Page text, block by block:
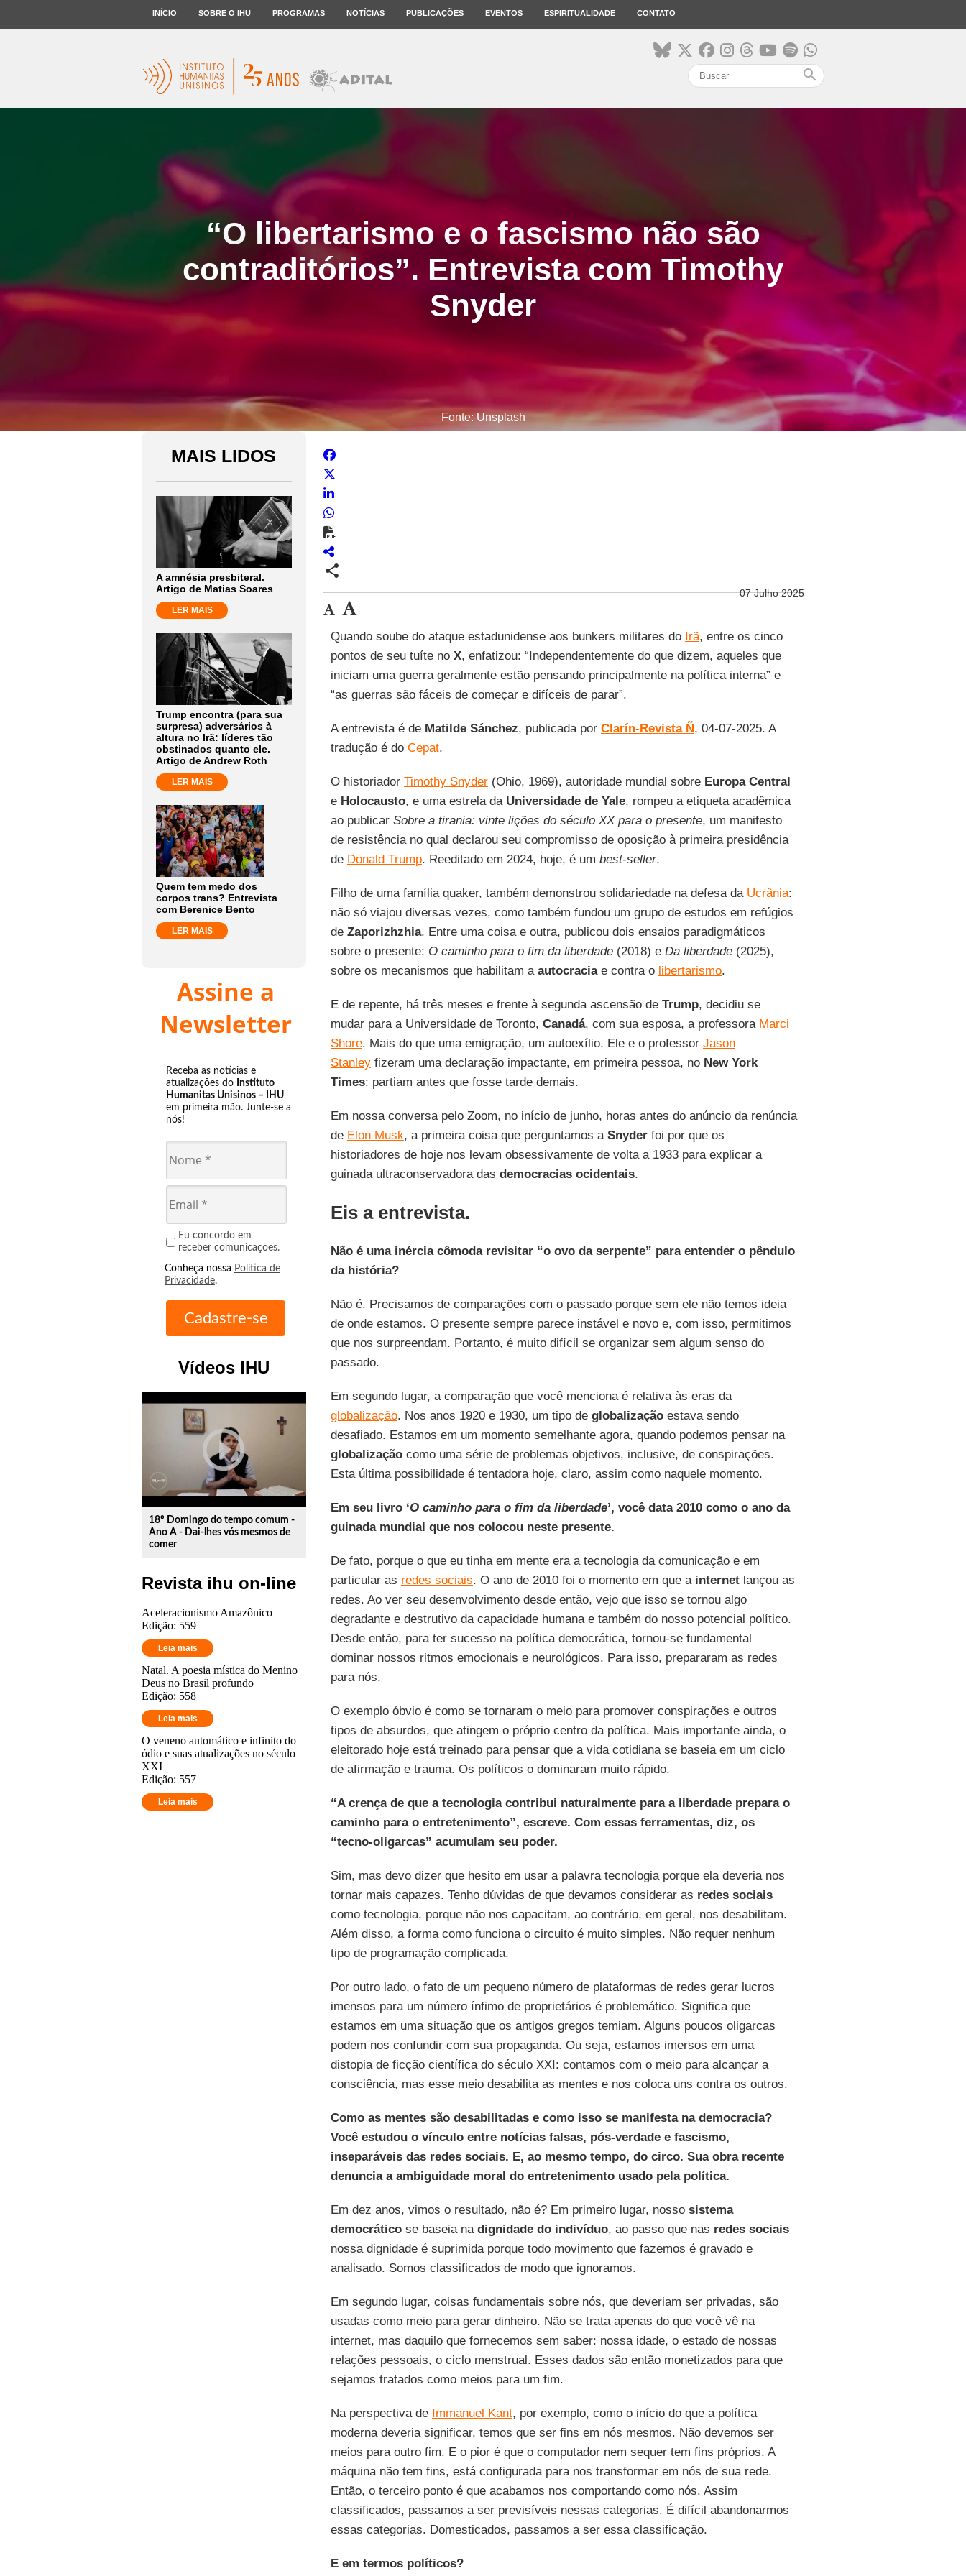
INÍCIO SOBRE O IHU PROGRAMAS NOTÍCIAS PUBLICAÇÕES EVENTOS ESPIRITUALIDADE CONTATO
search
“O libertarismo e o fascismo não são
contraditórios”. Entrevista com Timothy
Snyder
Fonte: Unsplash
MAIS LIDOS
A amnésia presbiteral.
Artigo de Matias Soares
LER MAIS
Trump encontra (para sua
surpresa) adversários à
altura no Irã: líderes tão
obstinados quanto ele.
Artigo de Andrew Roth
LER MAIS
Quem tem medo dos
corpos trans? Entrevista
com Berenice Bento
LER MAIS
Assine a
Newsletter
Receba as notícias e
atualizações do Instituto
Humanitas Unisinos – IHU
em primeira mão. Junte-se a
nós!
Eu concordo em
receber comunicações.
Conheça nossa Política de
Privacidade.
Vídeos IHU
play_circle_outline
18º Domingo do tempo comum -
Ano A - Dai-lhes vós mesmos de
comer
Revista ihu on-line
Aceleracionismo Amazônico
Edição: 559
Leia mais
Natal. A poesia mística do Menino
Deus no Brasil profundo
Edição: 558
Leia mais
O veneno automático e infinito do
ódio e suas atualizações no século
XXI
Edição: 557
Leia mais
share
07 Julho 2025
Quando soube do ataque estadunidense aos bunkers militares do Irã, entre os cinco
pontos de seu tuíte no X, enfatizou: “Independentemente do que dizem, aqueles que
iniciam uma guerra geralmente estão pensando principalmente na política interna” e
“as guerras são fáceis de começar e difíceis de parar”.
A entrevista é de Matilde Sánchez, publicada por Clarín-Revista Ñ, 04-07-2025. A
tradução é do Cepat.
O historiador Timothy Snyder(Ohio, 1969), autoridade mundial sobre Europa Central
e Holocausto, e uma estrela da Universidade de Yale, rompeu a etiqueta acadêmica
ao publicar Sobre a tirania: vinte lições do século XX para o presente, um manifesto
de resistência no qual declarou seu compromisso de oposição à primeira presidência
de Donald Trump. Reeditado em 2024, hoje, é um best-seller.
Filho de uma família quaker, também demonstrou solidariedade na defesa da Ucrânia:
não só viajou diversas vezes, como também fundou um grupo de estudos em refúgios
de Zaporizhzhia. Entre uma coisa e outra, publicou dois ensaios paradigmáticos
sobre o presente: O caminho para o fim da liberdade(2018) e Da liberdade(2025),
sobre os mecanismos que habilitam a autocraciae contra o libertarismo.
E de repente, há três meses e frente à segunda ascensão de Trump, decidiu se
mudar para a Universidade de Toronto, Canadá, com sua esposa, a professora Marci
Shore. Mais do que uma emigração, um autoexílio. Ele e o professor Jason
Stanleyfizeram uma declaração impactante, em primeira pessoa, no New York
Times: partiam antes que fosse tarde demais.
Em nossa conversa pelo Zoom, no início de junho, horas antes do anúncio da renúncia
de Elon Musk, a primeira coisa que perguntamos a Snyderfoi por que os
historiadores de hoje nos levam obsessivamente de volta a 1933 para explicar a
guinada ultraconservadora das democracias ocidentais.
Eis a entrevista.
Não é uma inércia cômoda revisitar “o ovo da serpente” para entender o pêndulo
da história?
Não é. Precisamos de comparações com o passado porque sem ele não temos ideia
de onde estamos. O presente sempre parece instável e novo e, com isso, permitimos
que nos surpreendam. Portanto, é muito difícil se organizar sem algum senso do
passado.
Em segundo lugar, a comparação que você menciona é relativa às eras da
globalização. Nos anos 1920 e 1930, um tipo de globalizaçãoestava sendo
desafiado. Estamos em um momento semelhante agora, quando podemos pensar na
globalizaçãocomo uma série de problemas objetivos, inclusive, de conspirações.
Esta última possibilidade é tentadora hoje, claro, assim como naquele momento.
Em seu livro ‘O caminho para o fim da liberdade’, você data 2010 como o ano da
guinada mundial que nos colocou neste presente.
De fato, porque o que eu tinha em mente era a tecnologia da comunicação e em
particular as redes sociais. O ano de 2010 foi o momento em que a internetlançou as
redes. Ao ver seu desenvolvimento desde então, vejo que isso se tornou algo
degradante e destrutivo da capacidade humana e também do nosso potencial político.
Desde então, para ter sucesso na política democrática, tornou-se fundamental
dominar nossos ritmos emocionais e neurológicos. Para isso, prepararam as redes
para nós.
O exemplo óbvio é como se tornaram o meio para promover conspirações e outros
tipos de absurdos, que atingem o próprio centro da política. Mais importante ainda, o
eleitorado hoje está treinado para pensar que a vida cotidiana se baseia em um ciclo
de afirmação e trauma. Os políticos o dominaram muito rápido.
“A crença de que a tecnologia contribui naturalmente para a liberdade prepara o
caminho para o entretenimento”, escreve. Com essas ferramentas, diz, os
“tecno-oligarcas” acumulam seu poder.
Sim, mas devo dizer que hesito em usar a palavra tecnologia porque ela deveria nos
tornar mais capazes. Tenho dúvidas de que devamos considerar as redes sociais
como tecnologia, porque não nos capacitam, ao contrário, em geral, nos desabilitam.
Além disso, a forma como funciona o circuito é muito simples. Não requer nenhum
tipo de programação complicada.
Por outro lado, o fato de um pequeno número de plataformas de redes gerar lucros
imensos para um número ínfimo de proprietários é problemático. Significa que
estamos em uma situação que os antigos gregos temiam. Alguns poucos oligarcas
podem nos confundir com sua propaganda. Ou seja, estamos imersos em uma
distopia de ficção científica do século XXI: contamos com o meio para alcançar a
consciência, mas esse meio desabilita as mentes e nos coloca uns contra os outros.
Como as mentes são desabilitadas e como isso se manifesta na democracia?
Você estudou o vínculo entre notícias falsas, pós-verdade e fascismo,
inseparáveis das redes sociais. E, ao mesmo tempo, do circo. Sua obra recente
denuncia a ambiguidade moral do entretenimento usado pela política.
Em dez anos, vimos o resultado, não é? Em primeiro lugar, nosso sistema
democráticose baseia na dignidade do indivíduo, ao passo que nas redes sociais
nossa dignidade é suprimida porque todo movimento que fazemos é gravado e
analisado. Somos classificados de modo que ignoramos.
Em segundo lugar, coisas fundamentais sobre nós, que deveriam ser privadas, são
usadas como meio para gerar dinheiro. Não se trata apenas do que você vê na
internet, mas daquilo que fornecemos sem saber: nossa idade, o estado de nossas
relações pessoais, o ciclo menstrual. Esses dados são então monetizados para que
sejamos tratados como meios para um fim.
Na perspectiva de Immanuel Kant, por exemplo, como o início do que a política
moderna deveria significar, temos que ser fins em nós mesmos. Não devemos ser
meios para outro fim. E o pior é que o computador nem sequer tem fins próprios. A
máquina não tem fins, está configurada para nos transformar em nós de sua rede.
Então, o terceiro ponto é que acabamos nos comportando como nós. Assim
classificados, passamos a ser previsíveis nessas categorias. É difícil abandonarmos
essas categorias. Domesticados, passamos a ser essa classificação.
E em termos políticos?